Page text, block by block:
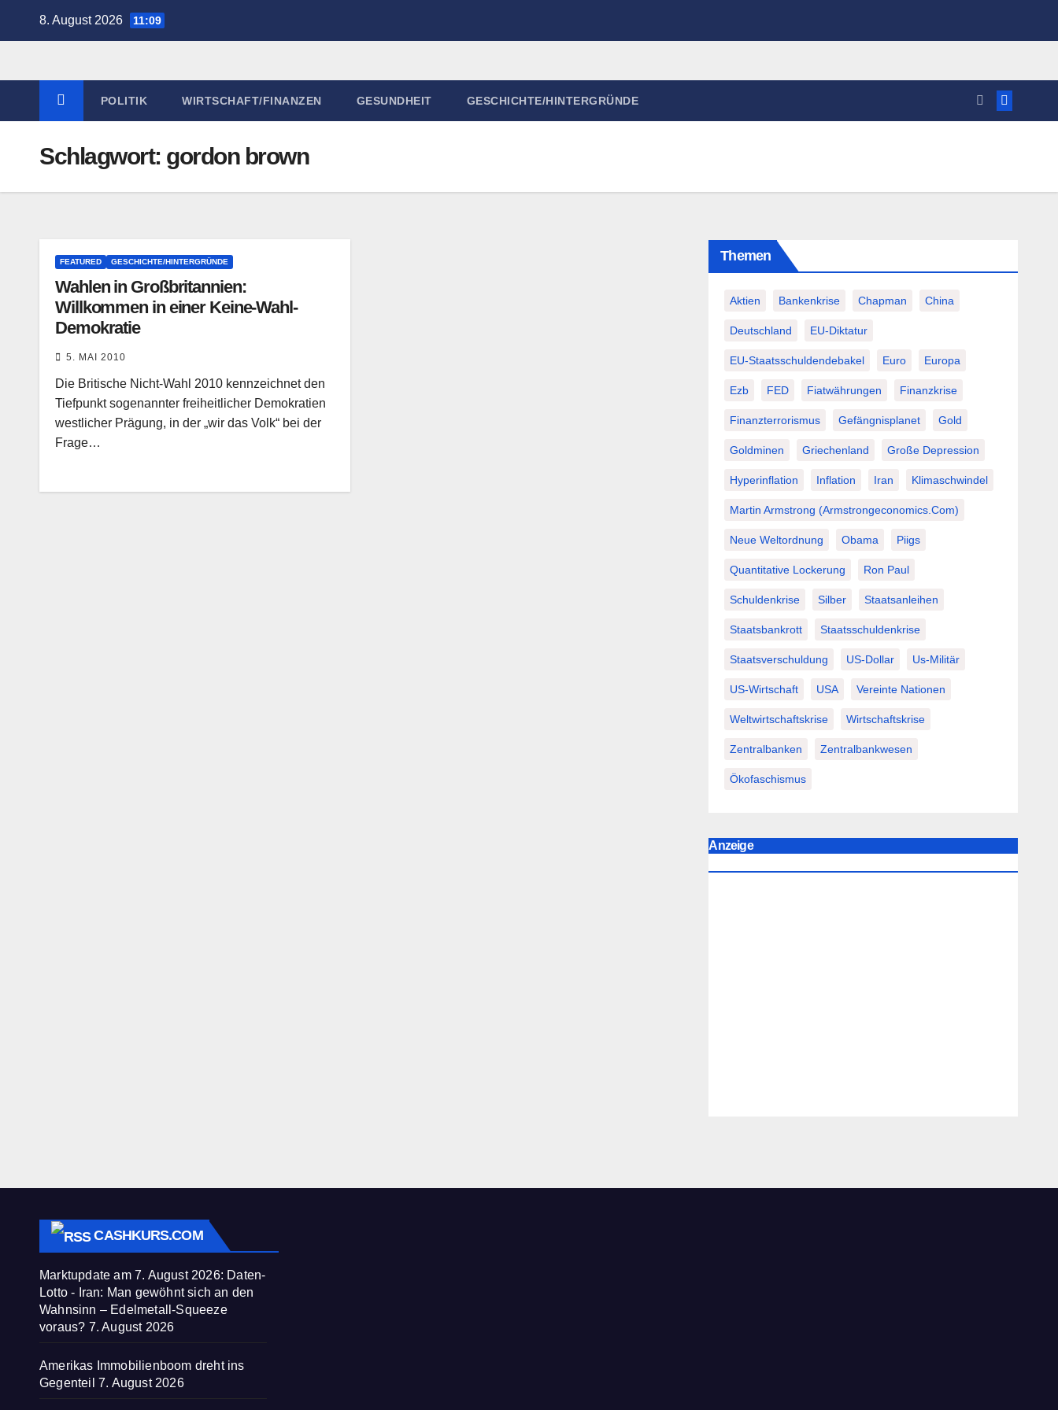
8. August 2026 11:09
POLITIK WIRTSCHAFT/FINANZEN GESUNDHEIT GESCHICHTE/HINTERGRÜNDE
Schlagwort: gordon brown
FEATURED GESCHICHTE/HINTERGRÜNDE
Wahlen in Großbritannien:
Willkommen in einer Keine-Wahl-
Demokratie
5. MAI 2010
Die Britische Nicht-Wahl 2010 kennzeichnet den
Tiefpunkt sogenannter freiheitlicher Demokratien
westlicher Prägung, in der „wir das Volk“ bei der
Frage…
Themen
Aktien Bankenkrise Chapman China
Deutschland EU-Diktatur
EU-Staatsschuldendebakel Euro Europa
Ezb FED Fiatwährungen Finanzkrise
Finanzterrorismus Gefängnisplanet Gold
Goldminen Griechenland Große Depression
Hyperinflation Inflation Iran Klimaschwindel
Martin Armstrong (Armstrongeconomics.com)
Neue Weltordnung Obama Piigs
Quantitative Lockerung Ron Paul
Schuldenkrise Silber Staatsanleihen
Staatsbankrott Staatsschuldenkrise
Staatsverschuldung US-Dollar Us-Militär
US-Wirtschaft USA Vereinte Nationen
Weltwirtschaftskrise Wirtschaftskrise
Zentralbanken Zentralbankwesen
Ökofaschismus
Anzeige
CASHKURS.COM
Marktupdate am 7. August 2026: Daten-
Lotto - Iran: Man gewöhnt sich an den
Wahnsinn – Edelmetall-Squeeze
voraus? 7. August 2026
Amerikas Immobilienboom dreht ins
Gegenteil 7. August 2026